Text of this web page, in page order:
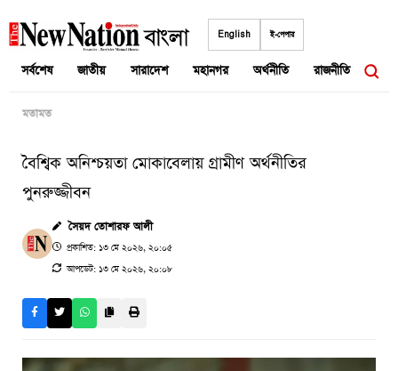
to
English ই-পেপার
সর্বশেষ জাতীয় সারাদেশ মহানগর অর্থনীতি রাজনীতি
মতামত
বৈশ্বিক অনিশ্চয়তা মোকাবেলায় গ্রামীণ অর্থনীতির
পুনরুজ্জীবন
সৈয়দ তোশারফ আলী
প্রকাশিত: ১৩ মে ২০২৬, ২০:০৫
আপডেট: ১৩ মে ২০২৬, ২০:০৮